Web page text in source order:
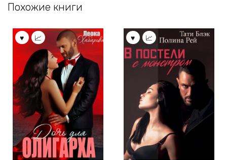
Похожие книги